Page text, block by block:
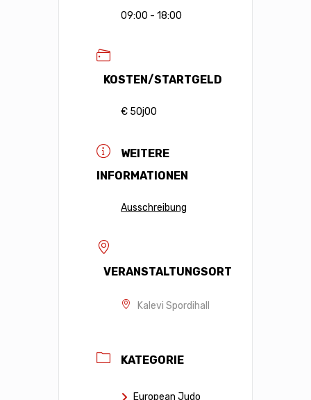
09:00 - 18:00
KOSTEN/STARTGELD
€ 50j00
WEITERE
INFORMATIONEN
Ausschreibung
VERANSTALTUNGSORT
Kalevi Spordihall
KATEGORIE
European Judo